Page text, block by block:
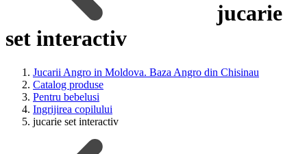
jucarie
set interactiv
Jucarii Angro in Moldova. Baza Angro din Chisinau
Catalog produse
Pentru bebelusi
Ingrijirea copilului
jucarie set interactiv